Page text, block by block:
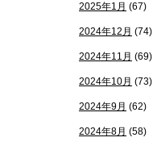
2025年1月 (67)
2024年12月 (74)
2024年11月 (69)
2024年10月 (73)
2024年9月 (62)
2024年8月 (58)